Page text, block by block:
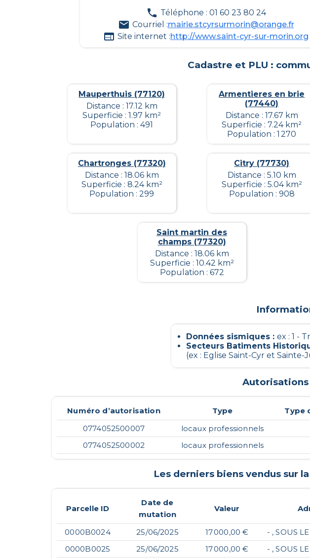
Téléphone : 01 60 23 80 24
Courriel :mairie.stcyrsurmorin@orange.fr
Site internet :http://www.saint-cyr-sur-morin.org
Cadastre et PLU :
Mauperthuis (77120)
Distance : 17.12 km
Superficie : 1.97 km²
Population : 491
Armentieres en brie
(77440)
Distance : 17.67 km
Superficie : 7.24 km²
Population : 1 270
Chartronges (77320)
Distance : 18.06 km
Superficie : 8.24 km²
Population : 299
Citry (77730)
Distance : 5.10 km
Superficie : 5.04 km²
Population : 908
Saint martin des
champs (77320)
Distance : 18.06 km
Superficie : 10.42 km²
Population : 672
Données sismiques : ex : 1 -
Secteurs Batiments
(ex : Eglise Saint-Cyr et Sainte-
Autorisations
Numéro d’autorisation Type Type
0774052500007
locaux professionnels
0774052500002
locaux professionnels
Les derniers biens vendus sur
Parcelle ID
Date de
mutation
Valeur
0000B0024
25/06/2025 17 000,00 € - , SOUS
0000B0025
25/06/2025 17 000,00 € - , SOUS